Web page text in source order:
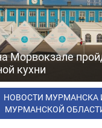
Морвокзале
кухни
НОВОСТИ МУРМАНСКА
МУРМАНСКОЙ